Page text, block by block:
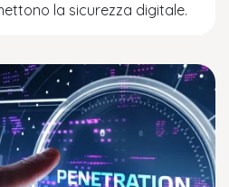
la sicurezza digitale.